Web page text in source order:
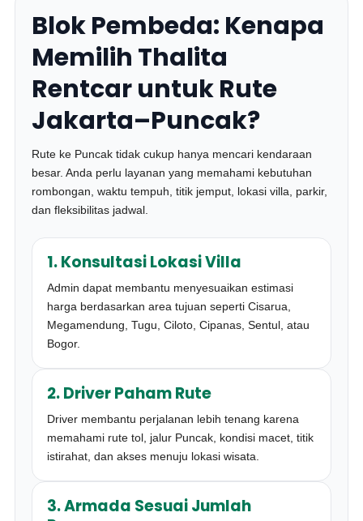
Blok Pembeda: Kenapa
Memilih Thalita
Rentcar untuk Rute
Jakarta–Puncak?
Rute ke Puncak tidak cukup hanya mencari kendaraan
besar. Anda perlu layanan yang memahami kebutuhan
rombongan, waktu tempuh, titik jemput, lokasi villa, parkir,
dan fleksibilitas jadwal.
1. Konsultasi Lokasi Villa
Admin dapat membantu menyesuaikan estimasi
harga berdasarkan area tujuan seperti Cisarua,
Megamendung, Tugu, Ciloto, Cipanas, Sentul, atau
Bogor.
2. Driver Paham Rute
Driver membantu perjalanan lebih tenang karena
memahami rute tol, jalur Puncak, kondisi macet, titik
istirahat, dan akses menuju lokasi wisata.
3. Armada Sesuai Jumlah